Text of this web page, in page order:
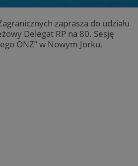
zaprasza do udziału
Delegat RP na 80. Sesję
ONZ” w Nowym Jorku.